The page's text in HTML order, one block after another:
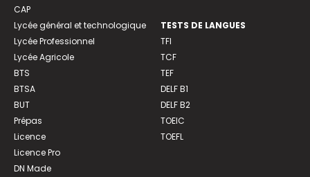
CAP
Lycée général et technologique
Lycée Professionnel
Lycée Agricole
BTS
BTSA
BUT
Prépas
Licence
Licence Pro
DN Made
TESTS DE LANGUES
TFI
TCF
TEF
DELF B1
DELF B2
TOEIC
TOEFL